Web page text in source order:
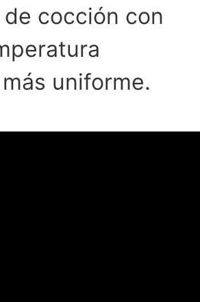
cocción con
uniforme.